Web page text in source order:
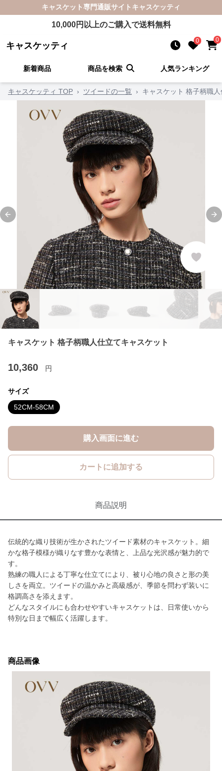
キャスケット専門通販サイト キャスケッティ
10,000円以上のご購入で送料無料
キャスケッティ 0 0
新着商品 商品を検索 人気ランキング
キャスケッティ TOP › ツイードの一覧 › キャスケット 格子柄職
Previous slide
キャスケット 格子柄職人仕立てキャスケット
10,360 円
サイズ
52CM-58CM
購入画面に進む
カートに追加する
商品説明
伝統的な織り技術が生かされたツイード素材のキャスケット。細
かな格子模様が織りなす豊かな表情と、上品な光沢感が魅力的で
す。
熟練の職人による丁寧な仕立てにより、被り心地の良さと形の美
しさを両立。ツイードの温かみと高級感が、季節を問わず装いに
格調高さを添えます。
どんなスタイルにも合わせやすいキャスケットは、日常使いから
特別な日まで幅広く活躍します。
商品画像